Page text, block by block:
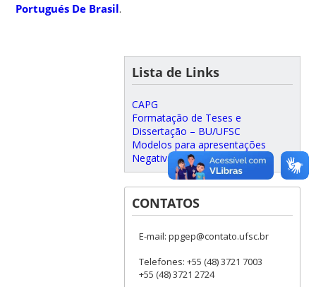
Portugués De Brasil.
Lista de Links
CAPG
Formatação de Teses e
Dissertação – BU/UFSC
Modelos para apresentações
Negativa da BU
CONTATOS
E-mail: ppgep@contato.ufsc.br
Telefones: +55 (48) 3721 7003
+55 (48) 3721 2724